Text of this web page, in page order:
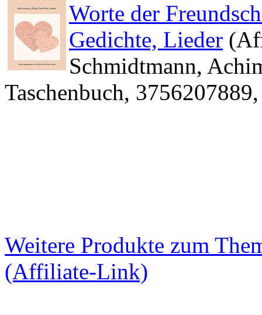
Worte der
Gedichte, Lieder
Schmidtmann,
Taschenbuch,
Weitere Produkte zum
(Affiliate-Link)